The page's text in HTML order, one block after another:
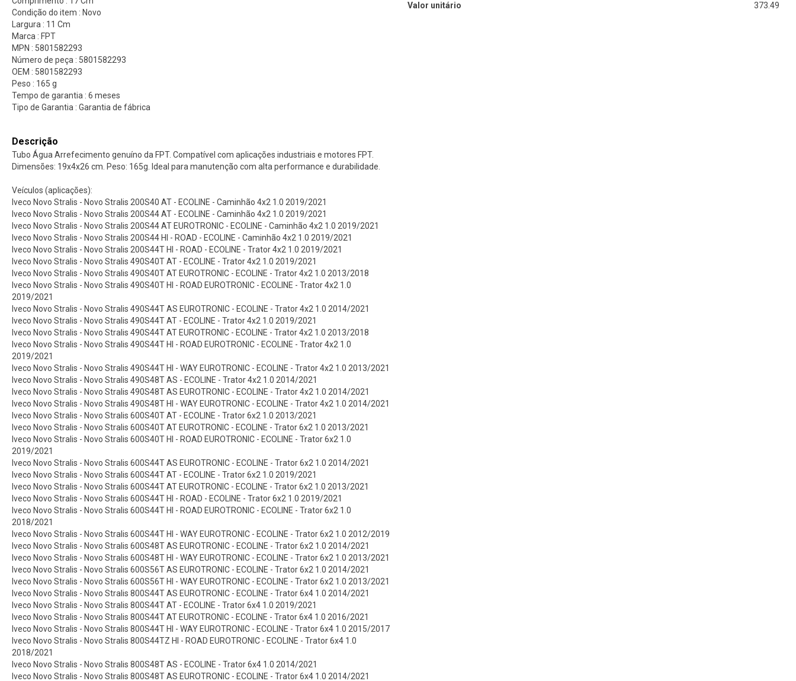
Condição do item : Novo
Largura : 11 Cm
Marca : FPT
MPN : 5801582293
Número de peça : 5801582293
OEM : 5801582293
Peso : 165 g
Tempo de garantia : 6 meses
Tipo de Garantia : Garantia de fábrica
Descrição
Tubo Água Arrefecimento genuíno da FPT. Compatível com aplicações industriais e motores FPT.
Dimensões: 19x4x26 cm. Peso: 165g. Ideal para manutenção com alta performance e durabilidade.
Veículos (aplicações):
Iveco Novo Stralis - Novo Stralis 200S40 AT - ECOLINE - Caminhão 4x2 1.0 2019/2021
Iveco Novo Stralis - Novo Stralis 200S44 AT - ECOLINE - Caminhão 4x2 1.0 2019/2021
Iveco Novo Stralis - Novo Stralis 200S44 AT EUROTRONIC - ECOLINE - Caminhão 4x2 1.0 2019/2021
Iveco Novo Stralis - Novo Stralis 200S44 HI - ROAD - ECOLINE - Caminhão 4x2 1.0 2019/2021
Iveco Novo Stralis - Novo Stralis 200S44T HI - ROAD - ECOLINE - Trator 4x2 1.0 2019/2021
Iveco Novo Stralis - Novo Stralis 490S40T AT - ECOLINE - Trator 4x2 1.0 2019/2021
Iveco Novo Stralis - Novo Stralis 490S40T AT EUROTRONIC - ECOLINE - Trator 4x2 1.0 2013/2018
Iveco Novo Stralis - Novo Stralis 490S40T HI - ROAD EUROTRONIC - ECOLINE - Trator 4x2 1.0
2019/2021
Iveco Novo Stralis - Novo Stralis 490S44T AS EUROTRONIC - ECOLINE - Trator 4x2 1.0 2014/2021
Iveco Novo Stralis - Novo Stralis 490S44T AT - ECOLINE - Trator 4x2 1.0 2019/2021
Iveco Novo Stralis - Novo Stralis 490S44T AT EUROTRONIC - ECOLINE - Trator 4x2 1.0 2013/2018
Iveco Novo Stralis - Novo Stralis 490S44T HI - ROAD EUROTRONIC - ECOLINE - Trator 4x2 1.0
2019/2021
Iveco Novo Stralis - Novo Stralis 490S44T HI - WAY EUROTRONIC - ECOLINE - Trator 4x2 1.0 2013/2021
Iveco Novo Stralis - Novo Stralis 490S48T AS - ECOLINE - Trator 4x2 1.0 2014/2021
Iveco Novo Stralis - Novo Stralis 490S48T AS EUROTRONIC - ECOLINE - Trator 4x2 1.0 2014/2021
Iveco Novo Stralis - Novo Stralis 490S48T HI - WAY EUROTRONIC - ECOLINE - Trator 4x2 1.0 2014/2021
Iveco Novo Stralis - Novo Stralis 600S40T AT - ECOLINE - Trator 6x2 1.0 2013/2021
Iveco Novo Stralis - Novo Stralis 600S40T AT EUROTRONIC - ECOLINE - Trator 6x2 1.0 2013/2021
Iveco Novo Stralis - Novo Stralis 600S40T HI - ROAD EUROTRONIC - ECOLINE - Trator 6x2 1.0
2019/2021
Iveco Novo Stralis - Novo Stralis 600S44T AS EUROTRONIC - ECOLINE - Trator 6x2 1.0 2014/2021
Iveco Novo Stralis - Novo Stralis 600S44T AT - ECOLINE - Trator 6x2 1.0 2019/2021
Iveco Novo Stralis - Novo Stralis 600S44T AT EUROTRONIC - ECOLINE - Trator 6x2 1.0 2013/2021
Iveco Novo Stralis - Novo Stralis 600S44T HI - ROAD - ECOLINE - Trator 6x2 1.0 2019/2021
Iveco Novo Stralis - Novo Stralis 600S44T HI - ROAD EUROTRONIC - ECOLINE - Trator 6x2 1.0
2018/2021
Iveco Novo Stralis - Novo Stralis 600S44T HI - WAY EUROTRONIC - ECOLINE - Trator 6x2 1.0 2012/2019
Iveco Novo Stralis - Novo Stralis 600S48T AS EUROTRONIC - ECOLINE - Trator 6x2 1.0 2014/2021
Iveco Novo Stralis - Novo Stralis 600S48T HI - WAY EUROTRONIC - ECOLINE - Trator 6x2 1.0 2013/2021
Iveco Novo Stralis - Novo Stralis 600S56T AS EUROTRONIC - ECOLINE - Trator 6x2 1.0 2014/2021
Iveco Novo Stralis - Novo Stralis 600S56T HI - WAY EUROTRONIC - ECOLINE - Trator 6x2 1.0 2013/2021
Iveco Novo Stralis - Novo Stralis 800S44T AS EUROTRONIC - ECOLINE - Trator 6x4 1.0 2014/2021
Iveco Novo Stralis - Novo Stralis 800S44T AT - ECOLINE - Trator 6x4 1.0 2019/2021
Iveco Novo Stralis - Novo Stralis 800S44T AT EUROTRONIC - ECOLINE - Trator 6x4 1.0 2016/2021
Iveco Novo Stralis - Novo Stralis 800S44T HI - WAY EUROTRONIC - ECOLINE - Trator 6x4 1.0 2015/2017
Iveco Novo Stralis - Novo Stralis 800S44TZ HI - ROAD EUROTRONIC - ECOLINE - Trator 6x4 1.0
2018/2021
Iveco Novo Stralis - Novo Stralis 800S48T AS - ECOLINE - Trator 6x4 1.0 2014/2021
Iveco Novo Stralis - Novo Stralis 800S48T AS EUROTRONIC - ECOLINE - Trator 6x4 1.0 2014/2021
Valor unitário 373.49